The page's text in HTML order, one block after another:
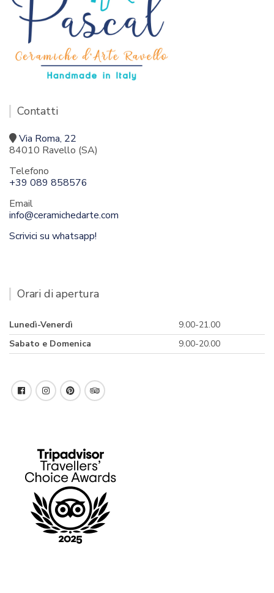
Contatti
Via Roma, 22
84010 Ravello (SA)
Telefono
+39 089 858576
Email
info@ceramichedarte.com
Scrivici su whatsapp!
Orari di apertura
Lunedì-Venerdì
9.00-21.00
Sabato e Domenica
9.00-20.00